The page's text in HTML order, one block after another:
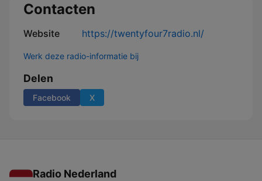
Contacten
Website https://twentyfour7radio.nl/
Werk deze radio-informatie bij
Delen
Facebook X
Radio Nederland